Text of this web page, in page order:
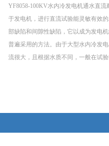
YF8058-100KV水内冷发电机通水直流
于发电机，进行直流试验能灵敏有效
部缺陷和间隙性缺陷，它以成为发电
普遍采用的方法。由于大型水内冷发
流很大，且根据水质不同，一般在试